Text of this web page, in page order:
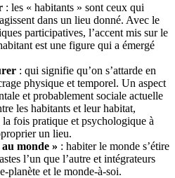
: les « habitants » sont ceux qui
dans un lieu donné. Avec le
participatives, l’accent mis sur le
est une figure qui a émergé
: qui signifie qu’on s’attarde en
physique et temporel. Un aspect
et probablement sociale actuelle
les habitants et leur habitat,
fois pratique et psychologique à
un lieu.
monde » : habiter le monde s’étire
l’un que l’autre et intégrateurs
planète et le monde-à-soi.